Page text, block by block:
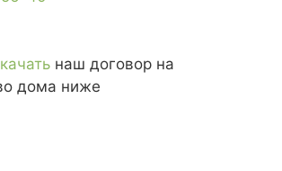
наш договор на
дома ниже